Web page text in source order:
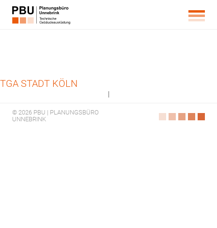
TGA STADT KÖLN
|
© 2026 PBU | PLANUNGSBÜRO
UNNEBRINK